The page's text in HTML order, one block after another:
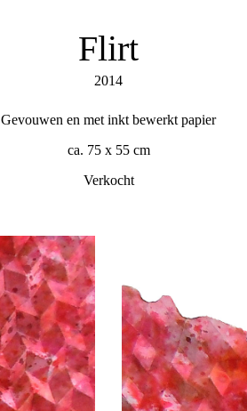
Flirt
2014
Gevouwen en met inkt bewerkt papier
ca. 75 x 55 cm
Verkocht